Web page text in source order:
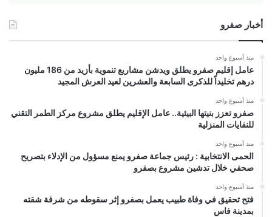
أخبار صفرو
منذ أسبوع واحد
عامل إقليم صفرو يطلق ويدشن مشاريع تنموية بأزيد من 186 مليون
درهم تخليداً للذكرى السابعة والعشرين لعيد العرش المجيد
منذ أسبوع واحد
صفرو تعزز بنيتها البيئية.. عامل الإقليم يطلق مشروع مركز الطمر التقني
للنفايات المنزلية
منذ أسبوع واحد
الحمى الانتخابية : رئيس جماعة صفرو يمنع مسؤول من الإدلاء بتصريح
صحفي خلال تدشين مشروع بصفرو
منذ أسبوع واحد
فتح تحقيق في وفاة طبيب يعمل بصفرو إثر سقوطه من شرفة شقته
بمدينة فاس